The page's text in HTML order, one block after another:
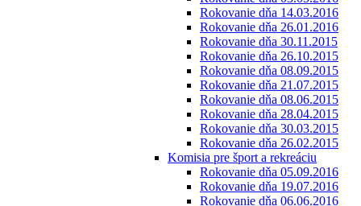
Rokovanie dňa 14.03.2016
Rokovanie dňa 26.01.2016
Rokovanie dňa 30.11.2015
Rokovanie dňa 26.10.2015
Rokovanie dňa 08.09.2015
Rokovanie dňa 21.07.2015
Rokovanie dňa 08.06.2015
Rokovanie dňa 28.04.2015
Rokovanie dňa 30.03.2015
Rokovanie dňa 26.02.2015
Komisia pre šport a rekreáciu
Rokovanie dňa 05.09.2016
Rokovanie dňa 19.07.2016
Rokovanie dňa 06.06.2016